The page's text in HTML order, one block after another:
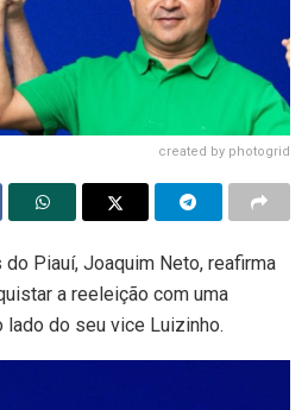
created by photogrid
Piauí, Joaquim Neto, reafirma
a reeleição com uma
do seu vice Luizinho.